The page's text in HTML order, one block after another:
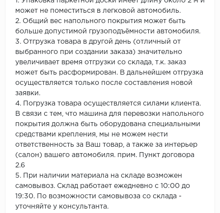
может не поместиться в легковой автомобиль.
2. Общий вес напольного покрытия может быть
больше допустимой грузоподъёмности автомобиля.
3. Отгрузка товара в другой день (отличный от
выбранного при создании заказа) значительно
увеличивает время отгрузки со склада, т.к. заказ
может быть расформирован. В дальнейшем отгрузка
осуществляется только после составления новой
заявки.
4. Погрузка товара осуществляется силами клиента.
В связи с тем, что машина для перевозки напольного
покрытия должна быть оборудована специальными
средствами крепления, мы не можем нести
ответственность за Ваш товар, а также за интерьер
(салон) вашего автомобиля. прим. Пункт договора
2.6
5. При наличии материала на складе возможен
самовывоз. Склад работает ежедневно с 10:00 до
19:30. По возможности самовывоза со склада -
уточняйте у консультанта.